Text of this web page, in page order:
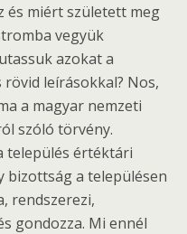
és miért született meg
vegyük
azokat a
leírásokkal? Nos,
a magyar nemzeti
szóló törvény.
település értéktári
bizottság a településen
rendszerezi,
gondozza. Mi ennél